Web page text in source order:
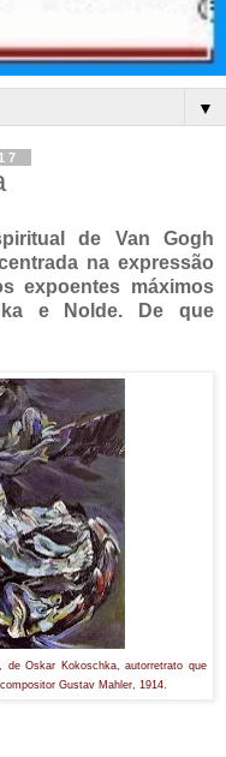
▼
de Van Gogh
na expressão
expoentes máximos
e Nolde. De que
de Oskar Kokoschka, autorretrato que
Gustav Mahler, 1914.